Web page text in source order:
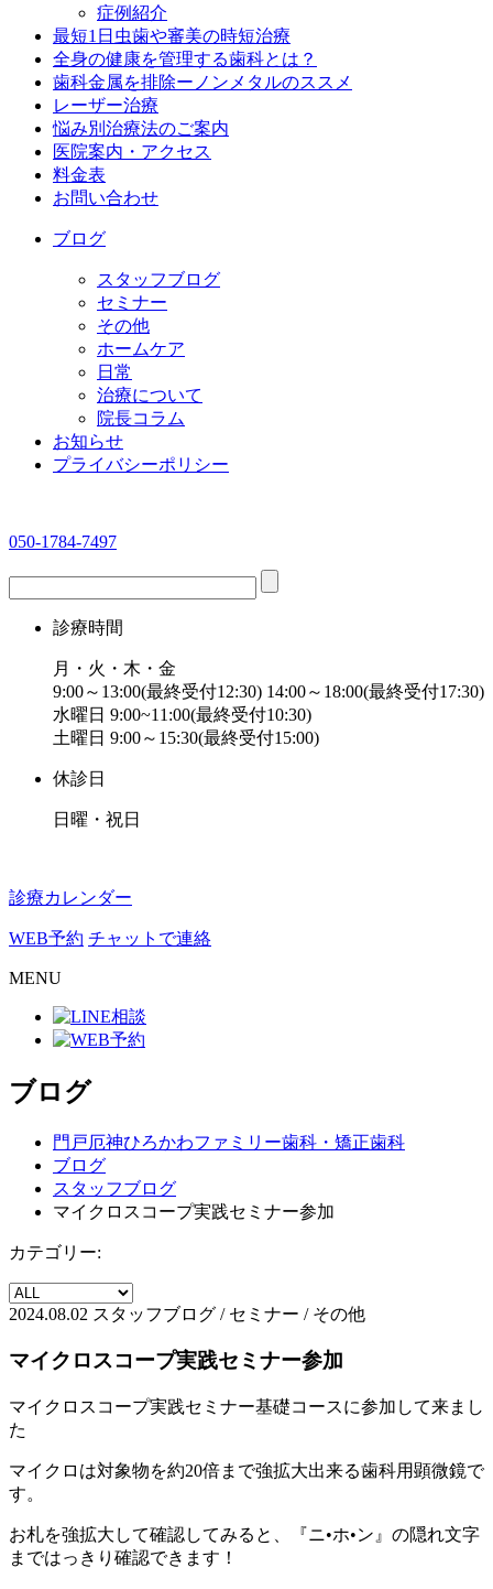
症例紹介
最短1日虫歯や審美の時短治療
全身の健康を管理する歯科とは？
歯科金属を排除ーノンメタルのススメ
レーザー治療
悩み別治療法のご案内
医院案内・アクセス
料金表
お問い合わせ
ブログ
スタッフブログ
セミナー
その他
ホームケア
日常
治療について
院長コラム
お知らせ
プライバシーポリシー
050-1784-7497
診療時間
月・火・木・金
9:00～13:00(最終受付12:30) 14:00～18:00(最終受付17:30)
水曜日 9:00~11:00(最終受付10:30)
土曜日 9:00～15:30(最終受付15:00)
休診日
日曜・祝日
診療カレンダー
WEB予約 チャットで連絡
MENU
ブログ
門戸厄神ひろかわファミリー歯科・矯正歯科
ブログ
スタッフブログ
マイクロスコープ実践セミナー参加
カテゴリー:
2024.08.02 スタッフブログ / セミナー / その他
マイクロスコープ実践セミナー参加
マイクロスコープ実践セミナー基礎コースに参加して来まし
た
マイクロは対象物を約20倍まで強拡大出来る歯科用顕微鏡で
す。
お札を強拡大して確認してみると、『ニ•ホ•ン』の隠れ文字
まではっきり確認できます！